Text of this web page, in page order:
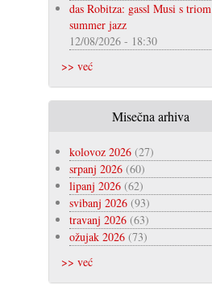
das Robitza: gassl Musi s triom
summer jazz
12/08/2026 - 18:30
>> već
Misečna arhiva
kolovoz 2026(27)
srpanj 2026(60)
lipanj 2026(62)
svibanj 2026(93)
travanj 2026(63)
ožujak 2026(73)
>> već